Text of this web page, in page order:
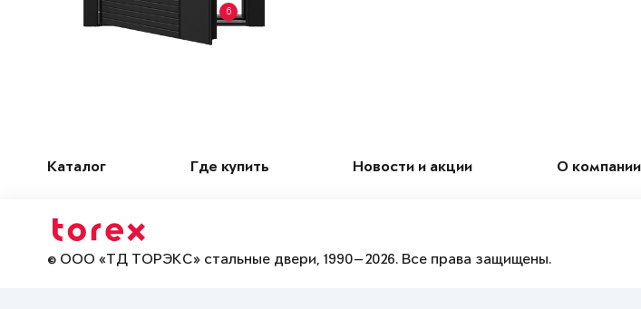
6
Каталог Где купить Новости и акции О компании
© ООО «ТД ТОРЭКС» стальные двери, 1990—2026. Все права защищены.